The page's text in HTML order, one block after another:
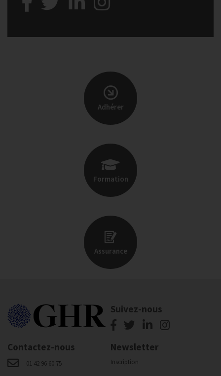
Adhérer
Formation
Assurance
Suivez-nous
Contactez-nous
01 42 96 60 75
Newsletter
Inscription